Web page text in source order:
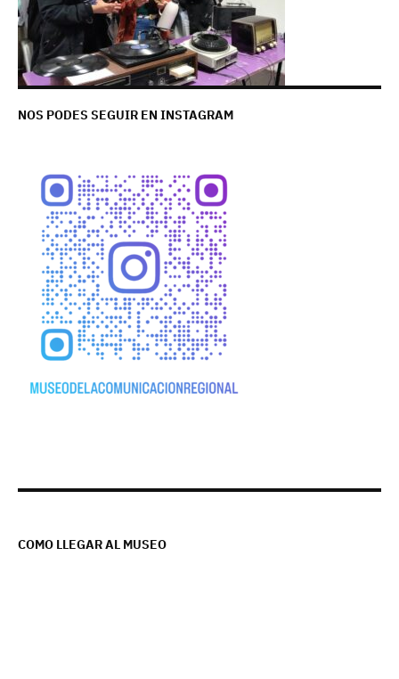
NOS PODES SEGUIR EN INSTAGRAM
COMO LLEGAR AL MUSEO